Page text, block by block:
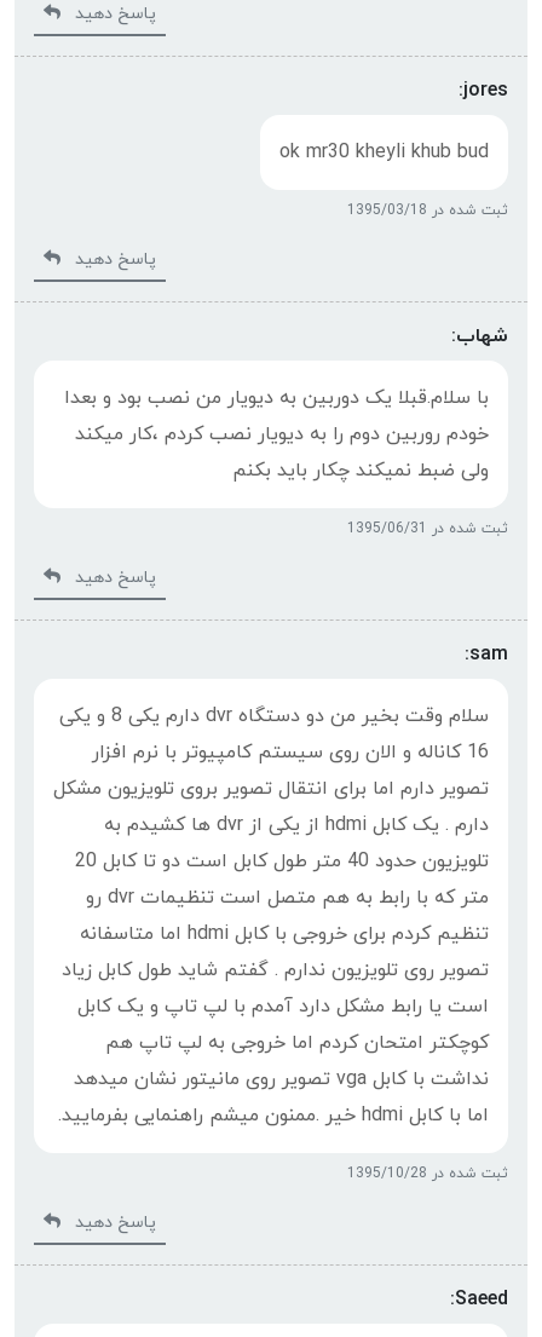
پاسخ دهید
jores:
ok mr30 kheyli khub bud
ثبت شده در 1395/03/18
پاسخ دهید
شهاب:
با سلام.قبلا یک دوربین به دیویار من نصب بود و بعدا
خودم روربین دوم را به دیویار نصب کردم ،کار میکند
ولی ضبط نمیکند چکار باید بکنم
ثبت شده در 1395/06/31
پاسخ دهید
sam:
سلام وقت بخیر من دو دستگاه dvr دارم یکی 8 و یکی
16 کاناله و الان روی سیستم کامپیوتر با نرم افزار
تصویر دارم اما برای انتقال تصویر بروی تلویزیون مشکل
دارم . یک کابل hdmi از یکی از dvr ها کشیدم به
تلویزیون حدود 40 متر طول کابل است دو تا کابل 20
متر که با رابط به هم متصل است تنظیمات dvr رو
تنظیم کردم برای خروجی با کابل hdmi اما متاسفانه
تصویر روی تلویزیون ندارم . گفتم شاید طول کابل زیاد
است یا رابط مشکل دارد آمدم با لپ تاپ و یک کابل
کوچکتر امتحان کردم اما خروجی به لپ تاپ هم
نداشت با کابل vga تصویر روی مانیتور نشان میدهد
اما با کابل hdmi خیر .ممنون میشم راهنمایی بفرمایید.
ثبت شده در 1395/10/28
پاسخ دهید
Saeed: